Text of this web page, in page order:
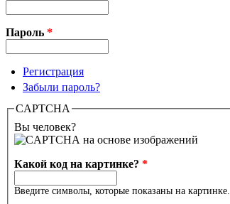
Пароль *
Регистрация
Забыли пароль?
CAPTCHA
Вы человек?
Какой код на картинке? *
Введите символы, которые показаны на картинке.